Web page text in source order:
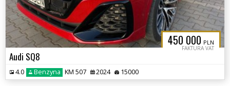
450 000 PLN
FAKTURA VAT
Audi SQ8
4.0 Benzyna KM 507 2024 15000